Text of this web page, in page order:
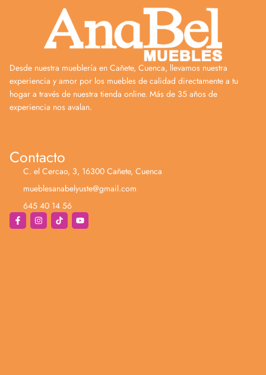
Desde nuestra mueblería en Cañete, Cuenca, llevamos nuestra
experiencia y amor por los muebles de calidad directamente a tu
hogar a través de nuestra tienda online. Más de 35 años de
experiencia nos avalan.
Contacto
C. el Cercao, 3, 16300 Cañete, Cuenca
mueblesanabelyuste@gmail.com
645 40 14 56